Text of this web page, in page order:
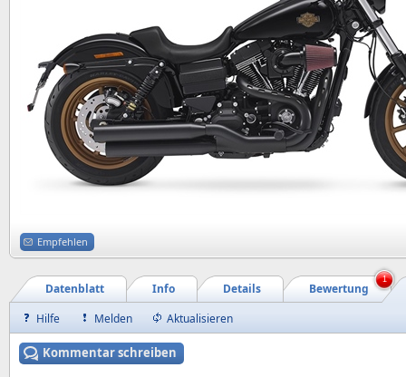
Empfehlen
Bewertung
Details
Info
Datenblatt
1
Hilfe Melden Aktualisieren
Kommentar schreiben